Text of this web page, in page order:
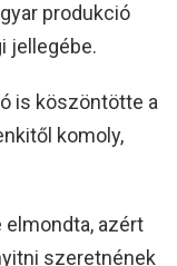
produkció
jellegébe.
is köszöntötte a
komoly,
elmondta, azért
szeretnének